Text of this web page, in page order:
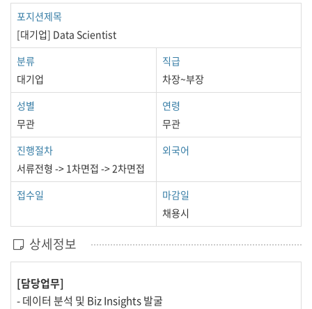
포지션제목
[대기업] Data Scientist
분류
대기업
직급
차장~부장
성별
무관
연령
무관
진행절차
서류전형 -> 1차면접 -> 2차면접
외국어
접수일
마감일
채용시
상세정보
[담당업무]
- 데이터 분석 및 Biz Insights 발굴